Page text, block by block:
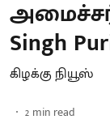
அமைச்சர்
Singh
கிழக்கு நியூஸ்
2 min read